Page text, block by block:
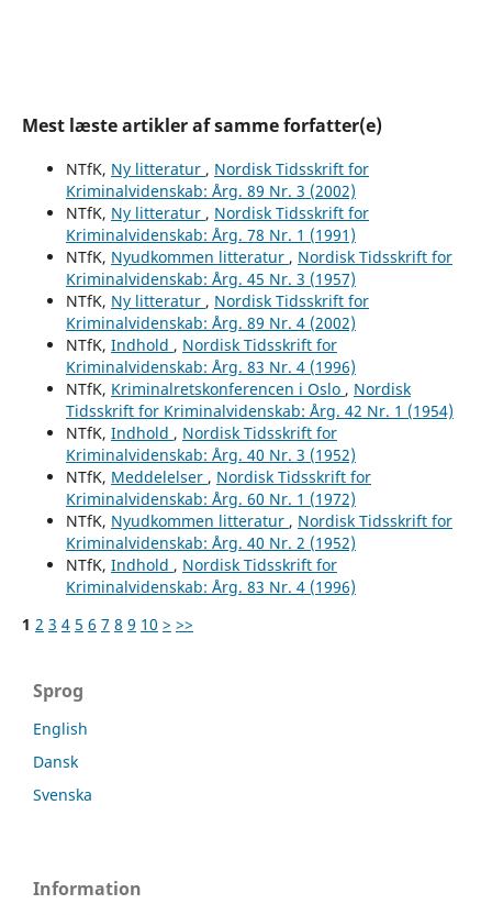
Mest læste artikler af samme forfatter(e)
NTfK, Ny litteratur , Nordisk Tidsskrift for
Kriminalvidenskab: Årg. 89 Nr. 3 (2002)
NTfK, Ny litteratur , Nordisk Tidsskrift for
Kriminalvidenskab: Årg. 78 Nr. 1 (1991)
NTfK, Nyudkommen litteratur , Nordisk Tidsskrift for
Kriminalvidenskab: Årg. 45 Nr. 3 (1957)
NTfK, Ny litteratur , Nordisk Tidsskrift for
Kriminalvidenskab: Årg. 89 Nr. 4 (2002)
NTfK, Indhold , Nordisk Tidsskrift for
Kriminalvidenskab: Årg. 83 Nr. 4 (1996)
NTfK, Kriminalretskonferencen i Oslo , Nordisk
Tidsskrift for Kriminalvidenskab: Årg. 42 Nr. 1 (1954)
NTfK, Indhold , Nordisk Tidsskrift for
Kriminalvidenskab: Årg. 40 Nr. 3 (1952)
NTfK, Meddelelser , Nordisk Tidsskrift for
Kriminalvidenskab: Årg. 60 Nr. 1 (1972)
NTfK, Nyudkommen litteratur , Nordisk Tidsskrift for
Kriminalvidenskab: Årg. 40 Nr. 2 (1952)
NTfK, Indhold , Nordisk Tidsskrift for
Kriminalvidenskab: Årg. 83 Nr. 4 (1996)
1 2 3 4 5 6 7 8 9 10 > >>
Sprog
English
Dansk
Svenska
Information